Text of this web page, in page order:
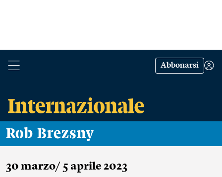
Abbonarsi
Rob Brezsny
30 marzo/ 5 aprile 2023